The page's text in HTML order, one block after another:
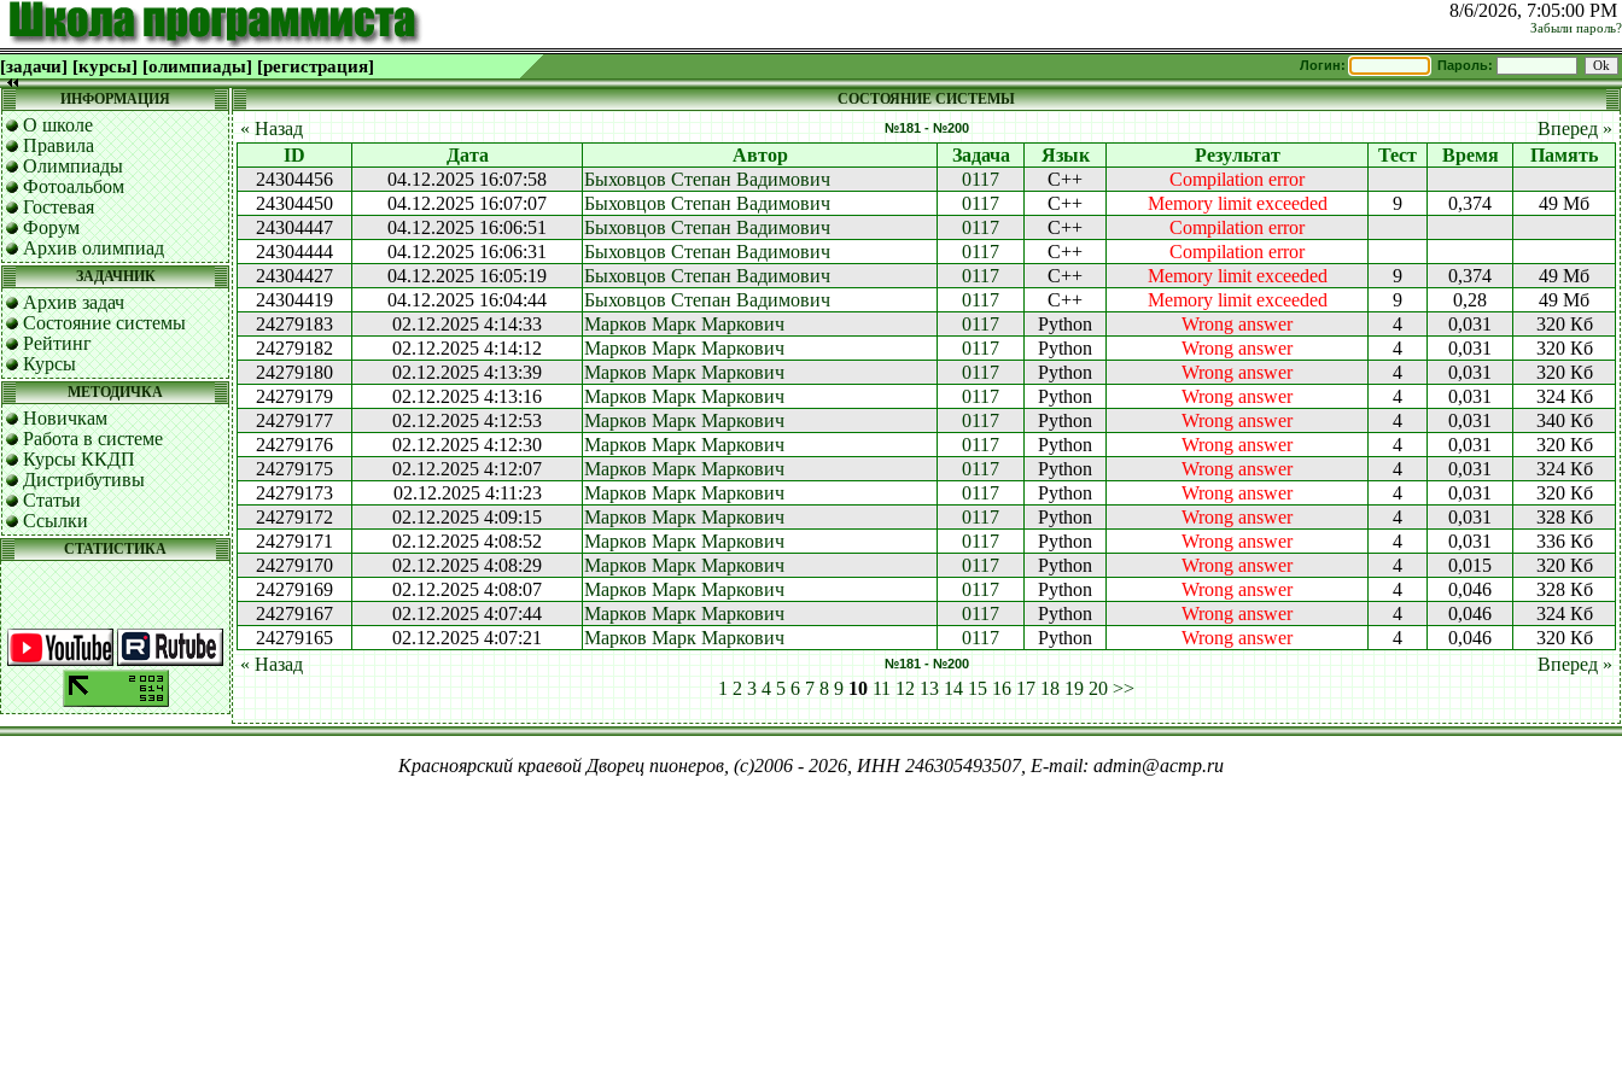
8/6/2026, 7:05:00 PM
Забыли пароль?
[задачи] [курсы] [олимпиады] [регистрация] Логин: Пароль:
ИНФОРМАЦИЯ
О школе
Правила
Олимпиады
Фотоальбом
Гостевая
Форум
Архив олимпиад
ЗАДАЧНИК
Архив задач
Состояние системы
Рейтинг
Курсы
МЕТОДИЧКА
Новичкам
Работа в системе
Курсы ККДП
Дистрибутивы
Статьи
Ссылки
СТАТИСТИКА
СОСТОЯНИЕ СИСТЕМЫ
« Назад №181 - №200
Вперед »
ID
Дата Автор Задача Язык Результат Тест Время
Память
24304456
04.12.2025 16:07:58 Быховцов Степан Вадимович 0117 C++
Compilation error
24304450
04.12.2025 16:07:07 Быховцов Степан Вадимович 0117 C++ Memory limit exceeded 9 0,374
49 Мб
24304447
04.12.2025 16:06:51 Быховцов Степан Вадимович 0117 C++
Compilation error
24304444
04.12.2025 16:06:31 Быховцов Степан Вадимович 0117 C++
Compilation error
24304427
04.12.2025 16:05:19 Быховцов Степан Вадимович 0117 C++ Memory limit exceeded 9 0,374
49 Мб
24304419
04.12.2025 16:04:44 Быховцов Степан Вадимович 0117 C++ Memory limit exceeded 9 0,28
49 Мб
24279183
02.12.2025 4:14:33 Марков Марк Маркович 0117 Python Wrong answer 4 0,031
320 Кб
24279182
02.12.2025 4:14:12 Марков Марк Маркович 0117 Python Wrong answer 4 0,031
320 Кб
24279180
02.12.2025 4:13:39 Марков Марк Маркович 0117 Python Wrong answer 4 0,031
320 Кб
24279179
02.12.2025 4:13:16 Марков Марк Маркович 0117 Python Wrong answer 4 0,031
324 Кб
24279177
02.12.2025 4:12:53 Марков Марк Маркович 0117 Python Wrong answer 4 0,031
340 Кб
24279176
02.12.2025 4:12:30 Марков Марк Маркович 0117 Python Wrong answer 4 0,031
320 Кб
24279175
02.12.2025 4:12:07 Марков Марк Маркович 0117 Python Wrong answer 4 0,031
324 Кб
24279173
02.12.2025 4:11:23 Марков Марк Маркович 0117 Python Wrong answer 4 0,031
320 Кб
24279172
02.12.2025 4:09:15 Марков Марк Маркович 0117 Python Wrong answer 4 0,031
328 Кб
24279171
02.12.2025 4:08:52 Марков Марк Маркович 0117 Python Wrong answer 4 0,031
336 Кб
24279170
02.12.2025 4:08:29 Марков Марк Маркович 0117 Python Wrong answer 4 0,015
320 Кб
24279169
02.12.2025 4:08:07 Марков Марк Маркович 0117 Python Wrong answer 4 0,046
328 Кб
24279167
02.12.2025 4:07:44 Марков Марк Маркович 0117 Python Wrong answer 4 0,046
324 Кб
24279165
02.12.2025 4:07:21 Марков Марк Маркович 0117 Python Wrong answer 4 0,046
320 Кб
« Назад
№181 - №200
Вперед »
1 2 3 4 5 6 7 8 9 10 11 12 13 14 15 16 17 18 19 20 >>
Красноярский краевой Дворец пионеров, (c)2006 - 2026, ИНН 246305493507, E-mail: admin@acmp.ru